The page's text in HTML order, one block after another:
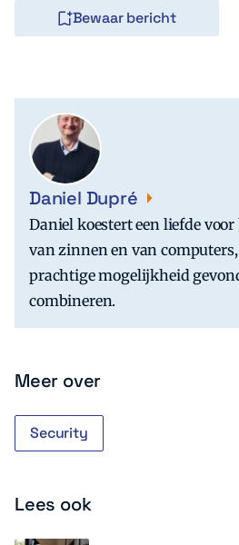
Bewaar bericht
Daniel Dupré
Daniel koestert een liefde
van zinnen en van
prachtige mogelijkheid
combineren.
Meer over
Security
Lees ook